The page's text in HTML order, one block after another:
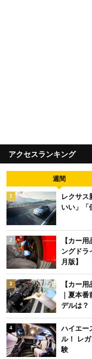
アクセスランキング
週間
1
レクサス
いい」「
2
【カー
ングドラ
月版】
3
【カー
｜夏本
デルは？
4
ハイエー
ル！ レ
験